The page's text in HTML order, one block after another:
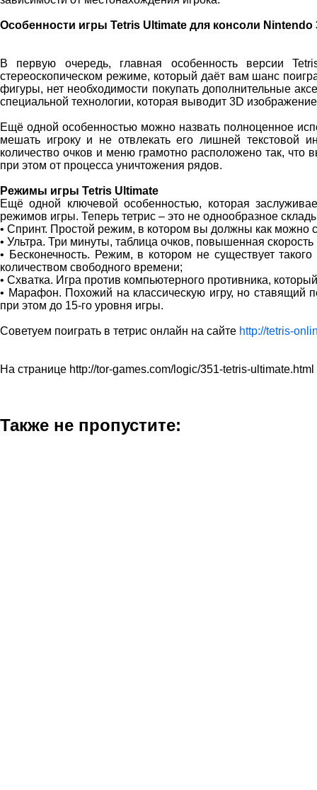
Особенности игры Tetris Ultimate для консоли Nintendo
В первую очередь, главная особенность версии
стереоскопическом режиме, который даёт вам шанс
фигуры, нет необходимости покупать дополнительные
специальной технологии, которая выводит 3D
Ещё одной особенностью можно назвать полноценное
мешать игроку и не отвлекать его лишней
количество очков и меню грамотно расположено так,
при этом от процесса уничтожения рядов.
Режимы игры Tetris Ultimate
Ещё одной ключевой особенностью, которая
режимов игры. Теперь тетрис – это не однообразное
• Спринт. Простой режим, в котором вы должны как можно
• Ультра. Три минуты, таблица очков, повышенная
• Бесконечность. Режим, в котором не существует
количеством свободного времени;
• Схватка. Игра против компьютерного противника,
• Марафон. Похожий на классическую игру, но ставящий
при этом до 15-го уровня игры.
Советуем поиграть в тетрис онлайн на сайте http://tetris-
На странице http://tor-games.com/logic/351-tetris-
Также не пропустите: